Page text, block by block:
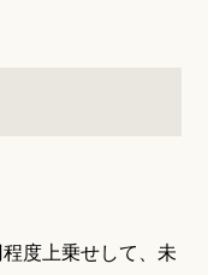
度上乗せして、未